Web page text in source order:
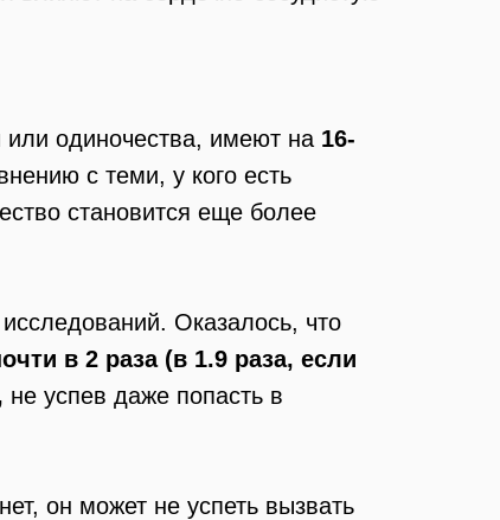
одиночества, имеют на 16-
с теми, у кого есть
становится еще более
Оказалось, что
в 2 раза (в 1.9 раза, если
не успев даже попасть в
он может не успеть вызвать